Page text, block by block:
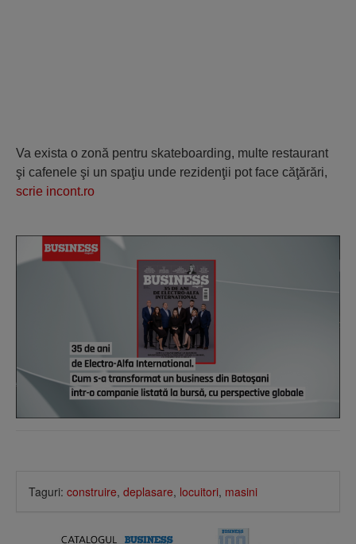
Va exista o zonă pentru skateboarding, multe restaurant
şi cafenele şi un spaţiu unde rezidenţii pot face căţărări,
scrie incont.ro
Taguri: construire, deplasare, locuitori, masini